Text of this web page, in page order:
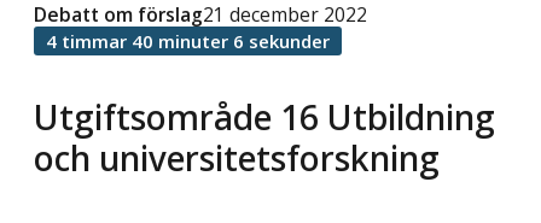
Utgiftsområde 16 Utbildning
och universitetsforskning
Debatt om förslag21 december 2022
4 timmar 40 minuter 6 sekunder